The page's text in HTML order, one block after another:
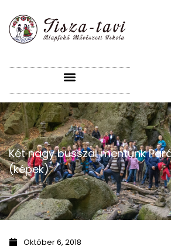
Két nagy busszal mentünk
(képek)
Október 6, 2018